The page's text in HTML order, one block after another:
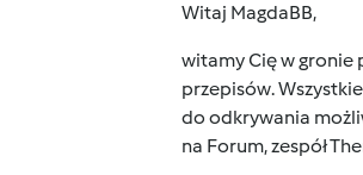
Witaj MagdaBB,
witamy Cię w gronie
przepisów.
do odkrywania
na Forum, zespół